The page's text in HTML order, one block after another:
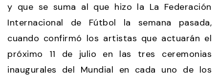
y que se suma al que hizo la La Federación
Internacional de Fútbol la semana pasada,
cuando confirmó los artistas que actuarán el
próximo 11 de julio en las tres ceremonias
inaugurales del Mundial en cada uno de los